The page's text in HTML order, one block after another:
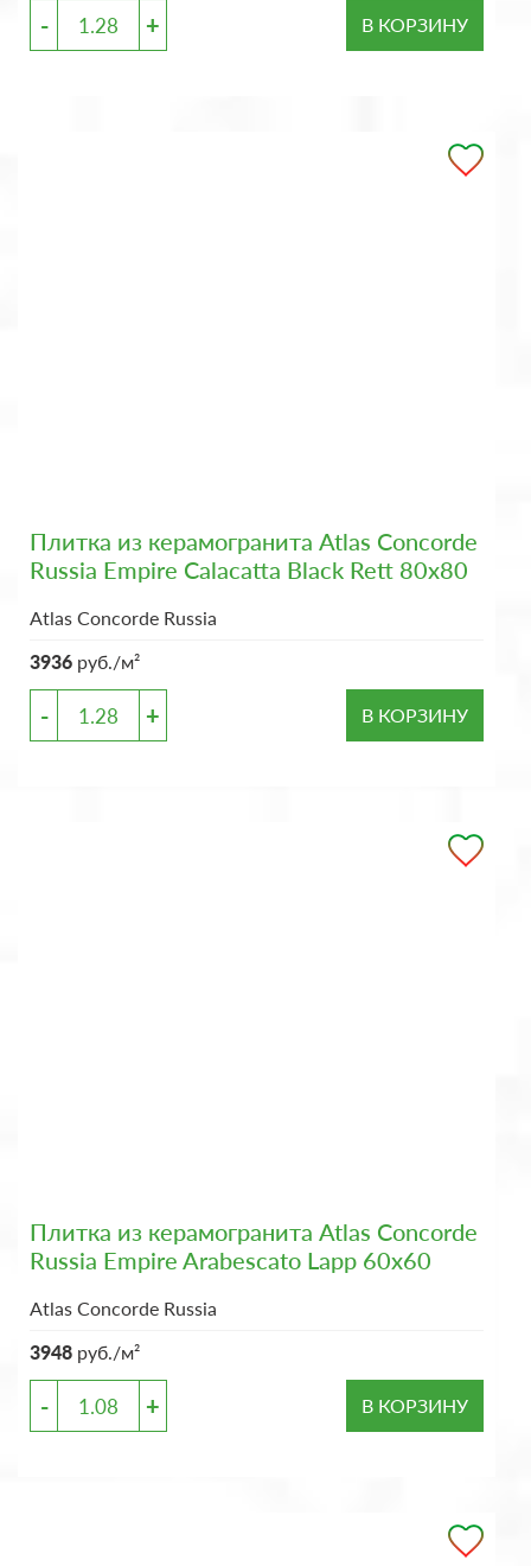
- + В КОРЗИНУ
Плитка из керамогранита Atlas Concorde
Russia Empire Calacatta Black Rett 80x80
Atlas Concorde Russia
3936 руб./м²
- + В КОРЗИНУ
Плитка из керамогранита Atlas Concorde
Russia Empire Arabescato Lapp 60x60
Atlas Concorde Russia
3948 руб./м²
- + В КОРЗИНУ